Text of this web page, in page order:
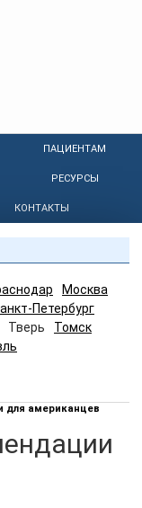
ПАЦИЕНТАМ
РЕСУРСЫ
КОНТАКТЫ
Москва
Петербург
Тверь
Томск
для американцев